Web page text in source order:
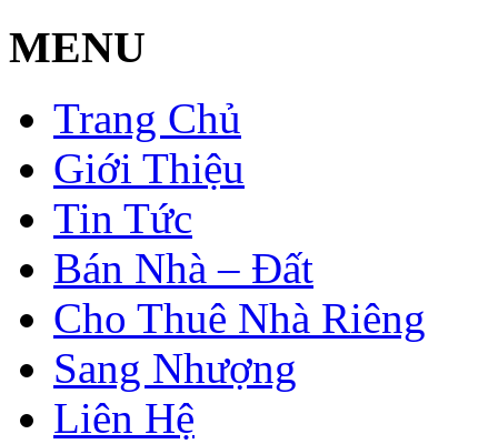
MENU
Trang Chủ
Giới Thiệu
Tin Tức
Bán Nhà – Đất
Cho Thuê Nhà Riêng
Sang Nhượng
Liên Hệ